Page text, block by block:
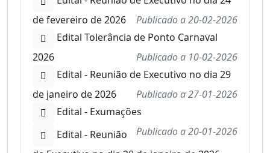
de fevereiro de 2026
Publicado a20-02-2026
Edital Tolerância de Ponto Carnaval
2026
Publicado a 10-02-2026
Edital - Reunião de Executivo no dia 29
de janeiro de 2026
Publicado a27-01-2026
Edital - Exumações
Publicado a20-01-2026
Edital - Reunião